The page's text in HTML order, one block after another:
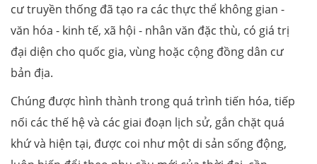
cư truyền thống đã tạo ra các thực thể không gian -
văn hóa - kinh tế, xã hội - nhân văn đặc thù, có giá trị
đại diện cho quốc gia, vùng hoặc cộng đồng dân cư
bản địa.
Chúng được hình thành trong quá trình tiến hóa, tiếp
nối các thế hệ và các giai đoạn lịch sử, gắn chặt quá
khứ và hiện tại, được coi như một di sản sống động,